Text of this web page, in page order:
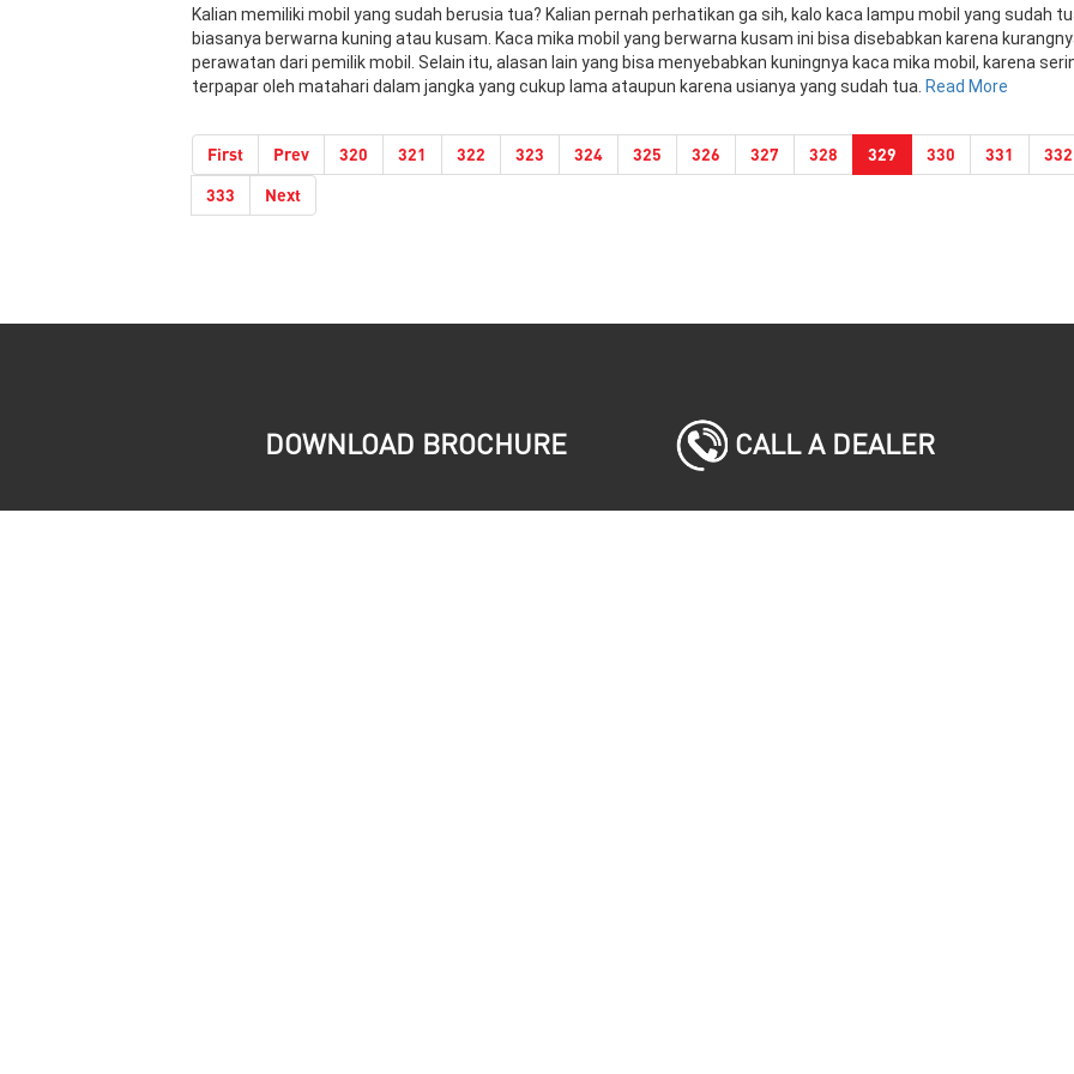
Kalian memiliki mobil yang sudah berusia tua? Kalian pernah perhatikan ga sih, kalo kaca lampu mobil yang sudah
biasanya berwarna kuning atau kusam. Kaca mika mobil yang berwarna kusam ini bisa disebabkan karena
perawatan dari pemilik mobil. Selain itu, alasan lain yang bisa menyebabkan kuningnya kaca mika mobil, karena
terpapar oleh matahari dalam jangka yang cukup lama ataupun karena usianya yang sudah tua. Read More
First Prev 320 321 322 323 324 325 326 327 328 329(current)
330 331
332
333
Next
DOWNLOAD BROCHURE CALL A DEALER